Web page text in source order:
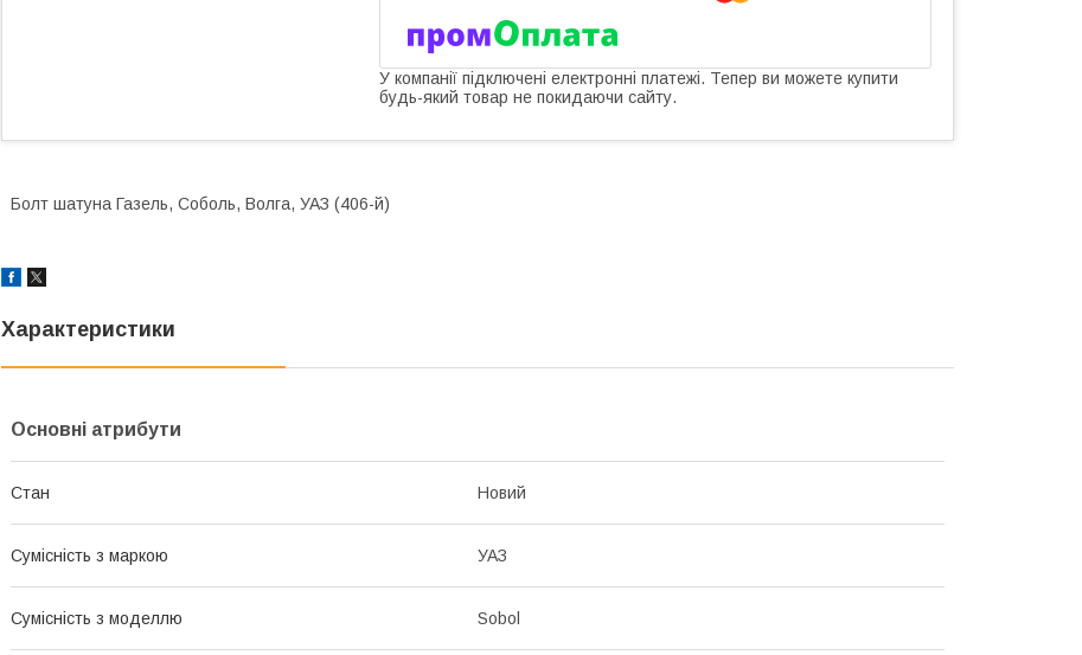
У компанії підключені електронні платежі. Тепер ви можете купити
будь-який товар не покидаючи сайту.
Болт шатуна Газель, Соболь, Волга, УАЗ (406-й)
Характеристики
Основні атрибути
Стан Новий
Сумісність з маркою УАЗ
Сумісність з моделлю Sobol